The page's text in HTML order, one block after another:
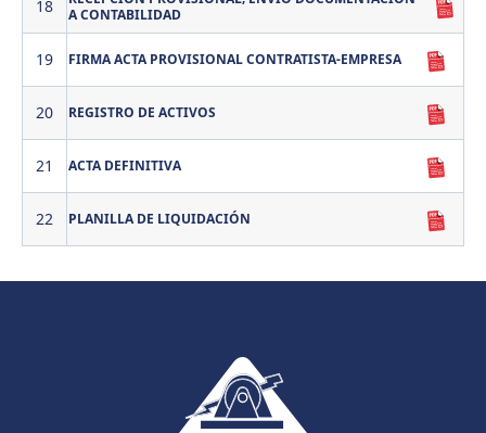
18
A CONTABILIDAD
19 FIRMA ACTA PROVISIONAL CONTRATISTA-EMPRESA
20 REGISTRO DE ACTIVOS
21 ACTA DEFINITIVA
22 PLANILLA DE LIQUIDACIÓN